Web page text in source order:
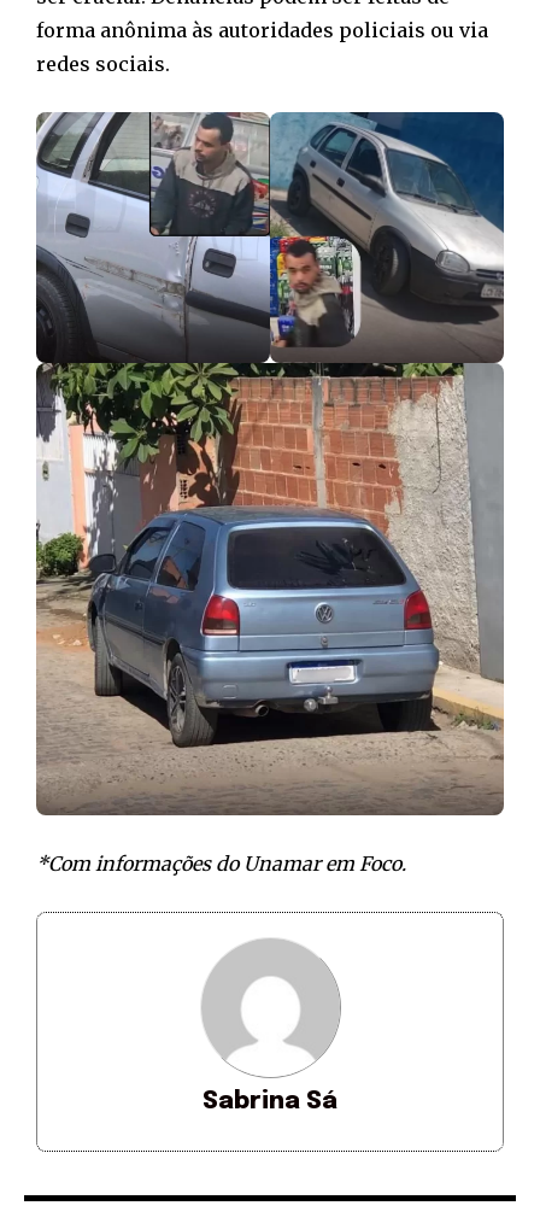
forma anônima às autoridades policiais ou via
redes sociais.
*Com informações do Unamar em Foco.
Sabrina Sá